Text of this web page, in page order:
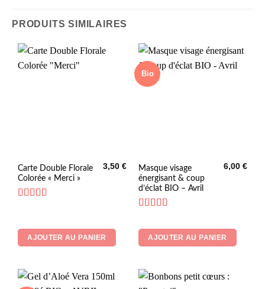
PRODUITS SIMILAIRES
Carte Double Florale
Colorée « Merci »
3,50€
AJOUTER AU PANIER
Bio
Masque visage
énergisant & coup
d’éclat BIO – Avril
6,00€
AJOUTER AU PANIER